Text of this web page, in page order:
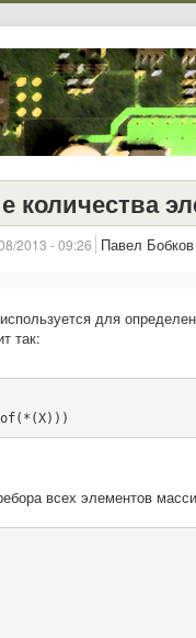
количества
2013 - 09:26 Павел Бобков
для
так:
всех элементов